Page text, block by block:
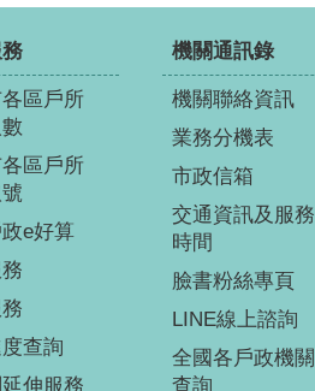
區戶所
區戶所
e好算
查詢
伸服務
機關通訊錄
機關聯絡資訊
業務分機表
市政信箱
交通資訊及服務
時間
臉書粉絲專頁
LINE線上諮詢
全國各戶政機關
查詢